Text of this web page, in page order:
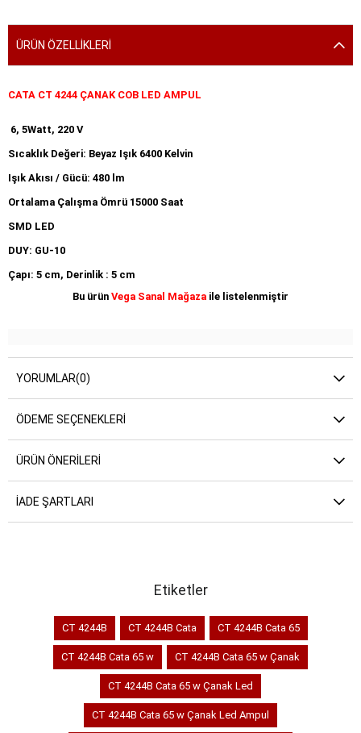
ÜRÜN ÖZELLIKLERI
CATA CT 4244 ÇANAK COB LED AMPUL
6, 5Watt, 220 V
Sıcaklık Değeri: Beyaz Işık 6400 Kelvin
Işık Akısı / Gücü: 480 lm
Ortalama Çalışma Ömrü 15000 Saat
SMD LED
DUY: GU-10
Çapı: 5 cm, Derinlik : 5 cm
Bu ürün Vega Sanal Mağaza ile listelenmiştir
YORUMLAR(0)
ÖDEME SEÇENEKLERI
ÜRÜN ÖNERILERI
İADE ŞARTLARI
Etiketler
CT 4244B CT 4244B Cata CT 4244B Cata 65
CT 4244B Cata 65 w CT 4244B Cata 65 w Çanak
CT 4244B Cata 65 w Çanak Led
CT 4244B Cata 65 w Çanak Led Ampul